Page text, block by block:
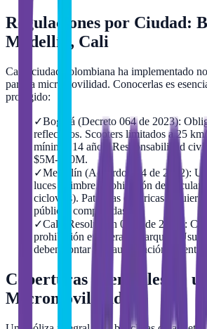
Regulaciones por Ciudad:
Medellín, Cali
Cada ciudad colombiana ha implementado
para la micromovilidad. Conocerlas es
protegido:
✓Bogotá (Decreto 064 de 2023):
reflectivos. Scooters limitados a 25
mínima: 14 años. Responsabilidad
$5M-$10M.
✓Medellín (Acuerdo 484 de 2022):
luces y timbre. Prohibición de circular
ciclovías). Patinetas eléctricas
públicas compartidas.
✓Cali (Resolución 0384 de 2021):
prohibición en aceras y parques.
deben contar con autorización parental
Coberturas Esenciales de un
Micromovilidad